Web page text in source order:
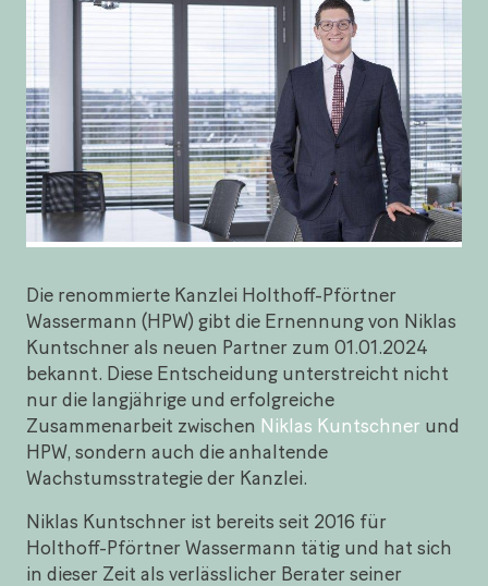
Die renommierte Kanzlei Holthoff-Pförtner
Wassermann (HPW) gibt die Ernennung von Niklas
Kuntschner als neuen Partner zum 01.01.2024
bekannt. Diese Entscheidung unterstreicht nicht
nur die langjährige und erfolgreiche
Zusammenarbeit zwischen Niklas Kuntschner und
HPW, sondern auch die anhaltende
Wachstumsstrategie der Kanzlei.
Niklas Kuntschner ist bereits seit 2016 für
Holthoff-Pförtner Wassermann tätig und hat sich
in dieser Zeit als verlässlicher Berater seiner